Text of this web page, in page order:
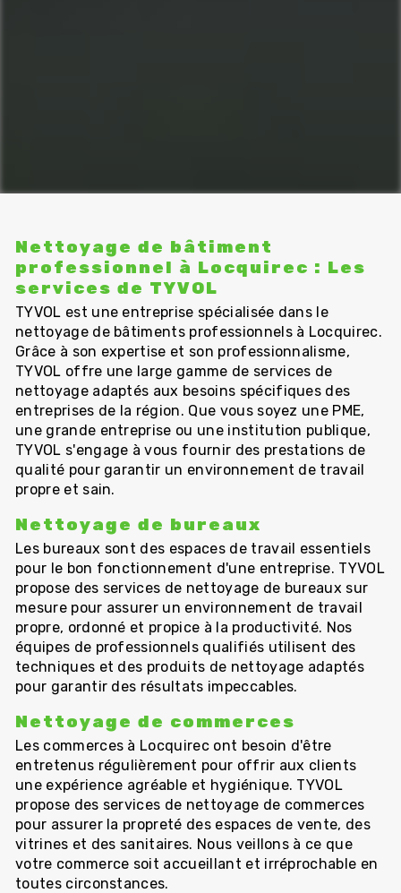
Nettoyage de bâtiment
professionnel à Locquirec : Les
services de TYVOL
TYVOL est une entreprise spécialisée dans le
nettoyage de bâtiments professionnels à Locquirec.
Grâce à son expertise et son professionnalisme,
TYVOL offre une large gamme de services de
nettoyage adaptés aux besoins spécifiques des
entreprises de la région. Que vous soyez une PME,
une grande entreprise ou une institution publique,
TYVOL s'engage à vous fournir des prestations de
qualité pour garantir un environnement de travail
propre et sain.
Nettoyage de bureaux
Les bureaux sont des espaces de travail essentiels
pour le bon fonctionnement d'une entreprise. TYVOL
propose des services de nettoyage de bureaux sur
mesure pour assurer un environnement de travail
propre, ordonné et propice à la productivité. Nos
équipes de professionnels qualifiés utilisent des
techniques et des produits de nettoyage adaptés
pour garantir des résultats impeccables.
Nettoyage de commerces
Les commerces à Locquirec ont besoin d'être
entretenus régulièrement pour offrir aux clients
une expérience agréable et hygiénique. TYVOL
propose des services de nettoyage de commerces
pour assurer la propreté des espaces de vente, des
vitrines et des sanitaires. Nous veillons à ce que
votre commerce soit accueillant et irréprochable en
toutes circonstances.